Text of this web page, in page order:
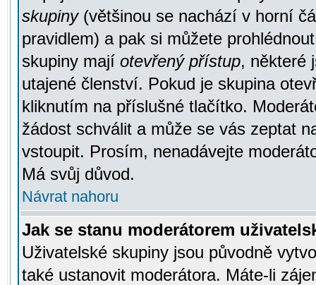
skupiny(většinou se nachází v horní
pravidlem) a pak si můžete
skupiny mají otevřený přístup, některé
utajené členství. Pokud je skupina
kliknutím na příslušné tlačítko.
žádost schválit a může se vás zeptat
vstoupit. Prosím, nenadávejte
Má svůj důvod.
Návrat nahoru
Jak se stanu moderátorem
Uživatelské skupiny jsou původně
také ustanovit moderátora. Máte-li